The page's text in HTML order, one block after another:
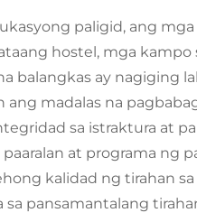
paligid, ang
hostel, mga
balangkas ay nagiging
madalas na
sa istraktura at
at programa ng
kalidad ng tirahan
pansamantalang